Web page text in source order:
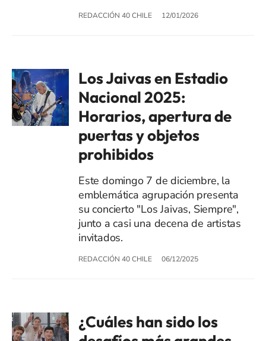
REDACCIÓN 40 CHILE 12/01/2026
Los Jaivas en Estadio
Nacional 2025:
Horarios, apertura de
puertas y objetos
prohibidos
Este domingo 7 de diciembre, la
emblemática agrupación presenta
su concierto "Los Jaivas, Siempre",
junto a casi una decena de artistas
invitados.
REDACCIÓN 40 CHILE 06/12/2025
¿Cuáles han sido los